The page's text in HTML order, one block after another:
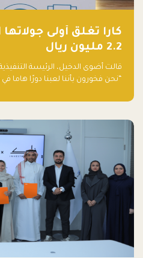
كارا تغلق أولى
2.2 مليون ريال
قالت أضوى الدخيل، الرئيسة
“نحن فخورون بأننا لعبنا دورًا هاما
جيدًا لكوكبنا فحسب، بل إنه جيد